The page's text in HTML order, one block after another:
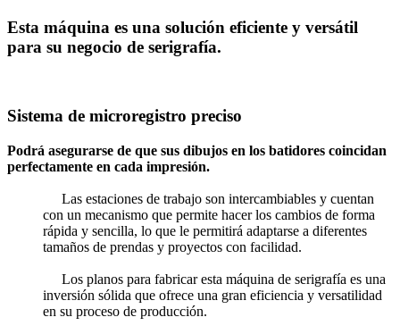
Esta máquina es una solución eficiente y versátil
para su negocio de serigrafía.
Sistema de microregistro preciso
Podrá asegurarse de que sus dibujos en los batidores coincidan
perfectamente en cada impresión.
Las estaciones de trabajo son intercambiables y cuentan
con un mecanismo que permite hacer los cambios de forma
rápida y sencilla, lo que le permitirá adaptarse a diferentes
tamaños de prendas y proyectos con facilidad.
Los planos para fabricar esta máquina de serigrafía es una
inversión sólida que ofrece una gran eficiencia y versatilidad
en su proceso de producción.